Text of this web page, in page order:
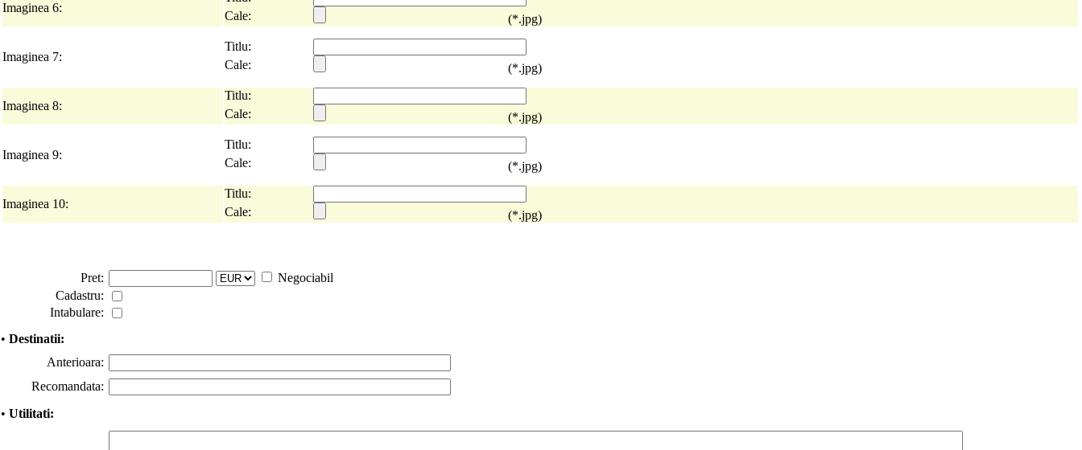
Imaginea 6:
Cale:
(*.jpg)
Imaginea 7:
Titlu:
Cale:
(*.jpg)
Imaginea 8:
Titlu:
Cale:
(*.jpg)
Imaginea 9:
Titlu:
Cale:
(*.jpg)
Imaginea 10:
Titlu:
Cale:
(*.jpg)
Pret:
Negociabil
Cadastru:
Intabulare:
• Destinatii:
Anterioara:
Recomandata:
• Utilitati: